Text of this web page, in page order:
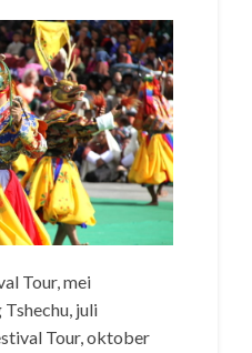
Tour, mei
juli
Tour, oktober